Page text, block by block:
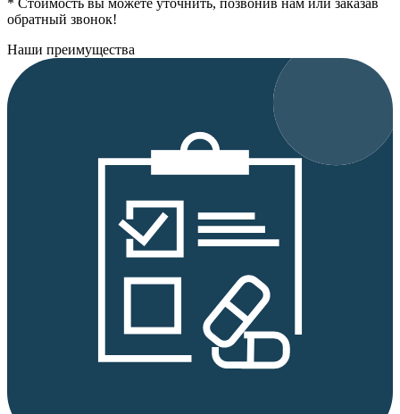
обратный звонок!
Наши преимущества